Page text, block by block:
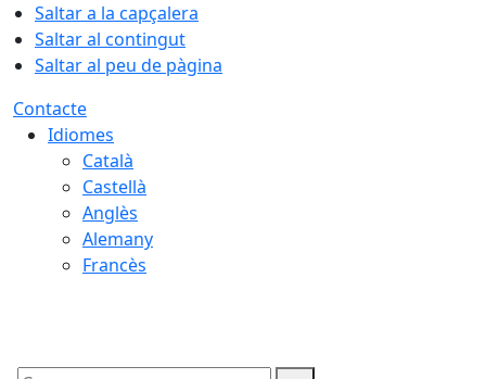
Saltar a la capçalera
Saltar al contingut
Saltar al peu de pàgina
Contacte
Idiomes
Català
Castellà
Anglès
Alemany
Francès